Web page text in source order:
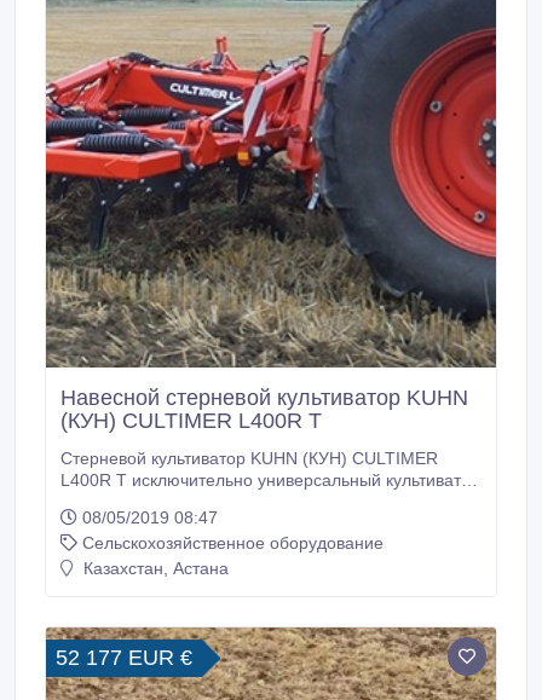
Навесной стерневой культиватор KUHN
(КУН) CULTIMER L400R T
Стерневой культиватор KUHN (КУН) CULTIMER
L400R T исключительно универсальный культиватор
или глубинного лущения. Позволяет выполнять три
операции за один проход: 1. Интенсивное
перемешивание или разрыхление и крошение 2.
проходимость при обильных растительных остатках.
08/05/2019 08:47
Сельскохозяйственное оборудование
Казахстан, Астана
52 177 EUR €